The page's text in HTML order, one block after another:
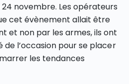
novembre. Les opérateurs
cet évènement allait être
et non par les armes, ils ont
l’occasion pour se placer
les tendances